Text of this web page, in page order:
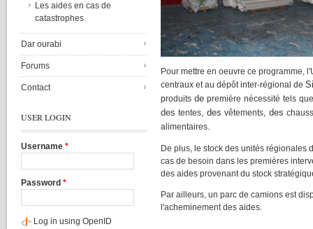
Pour mettre en oeuvre ce programme,
centraux et au dépôt inter-régional de
produits de première nécessité tels que
des tentes , des vêtements , des
alimentaires
De plus, le stock des unités régionales
cas de besoin dans les premières
des aides provenantdu stock
Par ailleurs, un parc de camions est
l'acheminementdes aides.
Les aides en cas de
catastrophes
Dar ourabi
Forums
Contact
USER LOGIN
Username *
Password *
Log in using OpenID